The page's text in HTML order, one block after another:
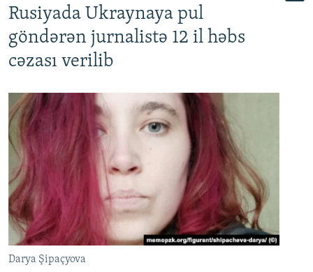
Rusiyada Ukraynaya pul
göndərən jurnalistə 12 il həbs
cəzası verilib
Darya Şipaçyova